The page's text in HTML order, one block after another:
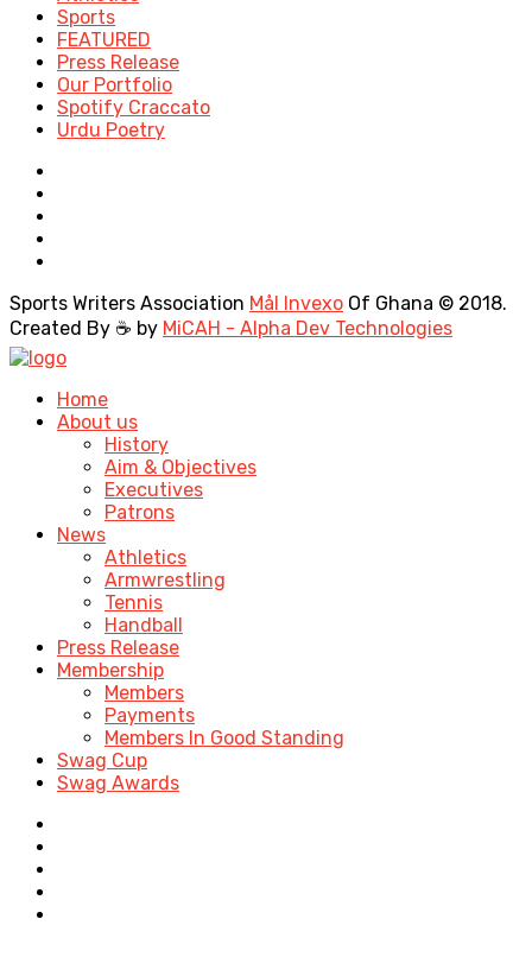
Sports
FEATURED
Press Release
Our Portfolio
Spotify Craccato
Urdu Poetry
Sports Writers Association Mål Invexo Of Ghana © 2018.
Created By ☕ by MiCAH - Alpha Dev Technologies
Home
About us
History
Aim & Objectives
Executives
Patrons
News
Athletics
Armwrestling
Tennis
Handball
Press Release
Membership
Members
Payments
Members In Good Standing
Swag Cup
Swag Awards